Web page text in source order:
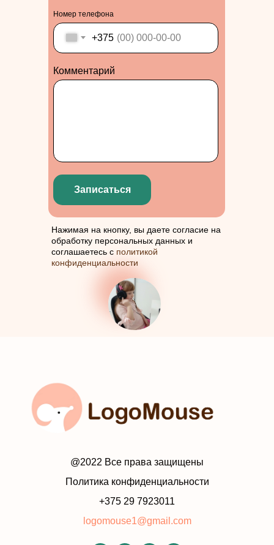
Номер телефона
+375
Комментарий
Записаться
Нажимая на кнопку, вы даете согласие на
обработку персональных данных и
соглашаетесь с политикой
конфиденциальности
@2022 Все права защищены
Политика конфиденциальности
+375 29 7923011
logomouse1@gmail.com